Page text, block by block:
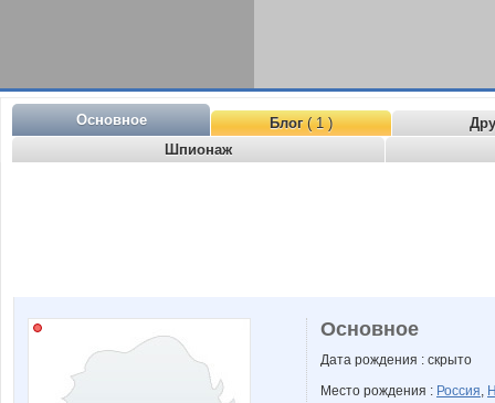
Основное Блог( 1 )
Шпионаж
Основное
Дата рождения : скрыто
Место рождения : Россия,